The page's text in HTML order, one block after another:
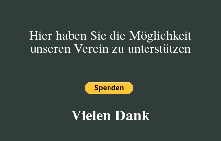
Hier haben Sie die Möglichkeit
unseren Verein zu unterstützen
Vielen Dank